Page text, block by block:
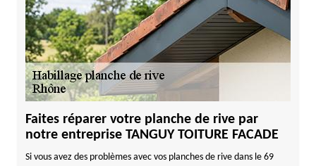
Faites réparer votre planche de rive par
notre entreprise TANGUY TOITURE FACADE
Si vous avez des problèmes avec vos planches de rive dans le 69